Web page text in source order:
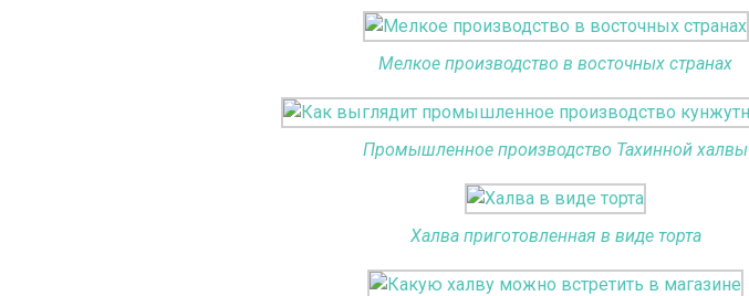
Мелкое производство в восточных странах
Промышленное производство Тахинной халвы
Халва приготовленная в виде торта